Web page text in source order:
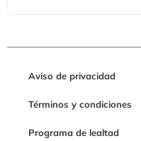
Aviso de privacidad
Términos y condiciones
Programa de lealtad